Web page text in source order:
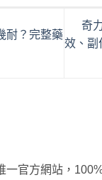
耐？完整藥
奇
效、副
一官方網站，